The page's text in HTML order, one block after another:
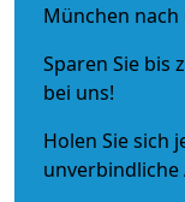
München
Sparen Sie bis
bei uns!
Holen Sie sich
unverbindliche